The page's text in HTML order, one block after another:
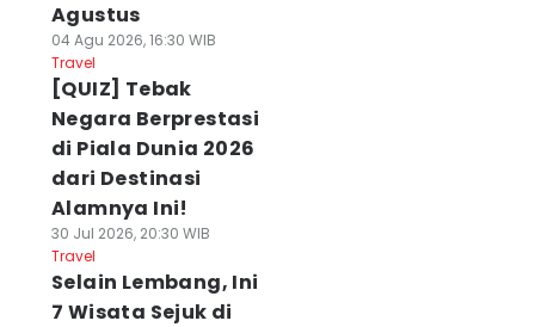
Agustus
04 Agu 2026, 16:30 WIB
Travel
[QUIZ] Tebak
Negara Berprestasi
di Piala Dunia 2026
dari Destinasi
Alamnya Ini!
30 Jul 2026, 20:30 WIB
Travel
Selain Lembang, Ini
7 Wisata Sejuk di